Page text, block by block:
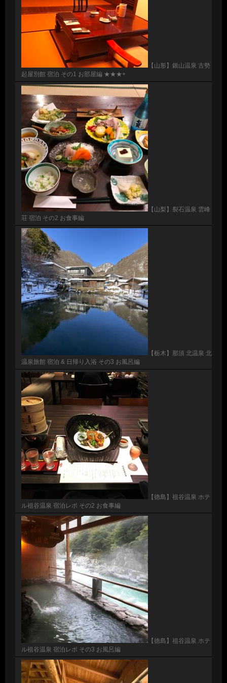
【山形】銀山温泉 古勢
起屋別館 宿泊 その1 お部屋編 ★★★+
【山梨】裂石温泉 雲峰
荘 宿泊 その2 お食事編
【栃木】那須 北温泉 北
温泉旅館 宿泊 & 日帰り入浴 その3 お風呂編
【徳島】祖谷温泉 ホテ
ル祖谷温泉 宿泊レポ その2 お食事編
【徳島】祖谷温泉 ホテ
ル祖谷温泉 宿泊レポ その3 お風呂編